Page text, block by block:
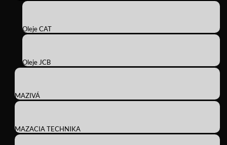
Oleje CAT
Oleje JCB
MAZIVÁ
MAZACIA TECHNIKA